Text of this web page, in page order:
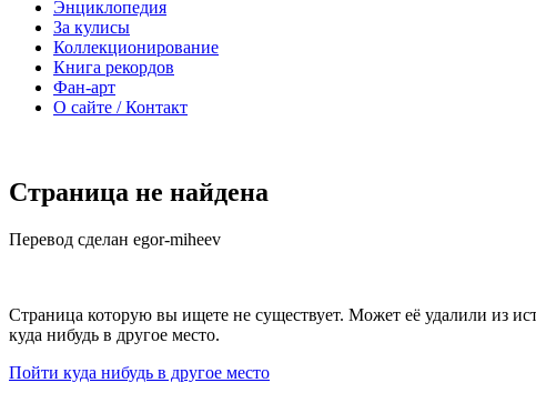
Энциклопедия
За кулисы
Коллекционирование
Книга рекордов
Фан-арт
О сайте / Контакт
Страница не найдена
Перевод сделан egor-miheev
Страница которую вы ищете не существует. Может её удалили из
куда нибудь в другое место.
Пойти куда нибудь в другое место